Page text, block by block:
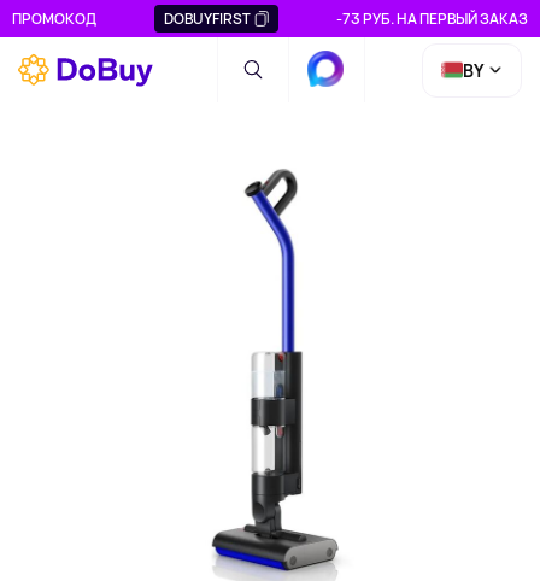
ПРОМОКОД DOBUYFIRST -73 РУБ. НА ПЕРВЫЙ ЗАКАЗ
BY